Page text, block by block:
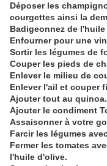
Déposer les
courgettes ainsi la
Badigeonnez de
Enfourner pour une
Sortir les légumes de
Couper les pieds de
Enlever le milieu de
Enlever l'ail et couper
Ajouter tout au quinoa.
Ajouter le condiment
Assaisonner à votre
Farcir les légumes
Fermer les tomates
l'huile d'olive.